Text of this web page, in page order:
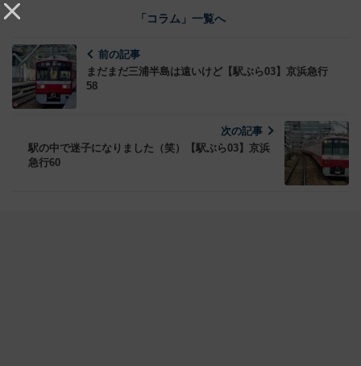
「コラム」一覧へ
前の記事
まだまだ三浦半島は遠いけど【駅ぶら03】京浜急行
58
次の記事
駅の中で迷子になりました（笑）【駅ぶら03】京浜
急行60